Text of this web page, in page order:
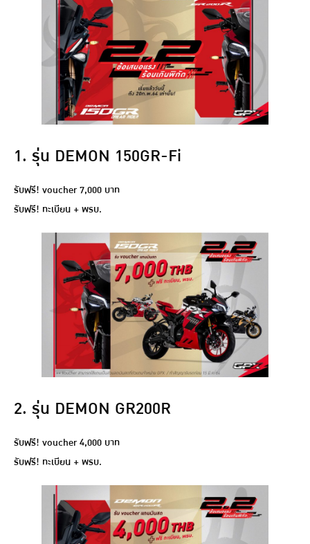
1. รุ่น DEMON 150GR-Fi
รับฟรี! voucher 7,000 บาท
รับฟรี! ทะเบียน + พรบ.
2. รุ่น DEMON GR200R
รับฟรี! voucher 4,000 บาท
รับฟรี! ทะเบียน + พรบ.